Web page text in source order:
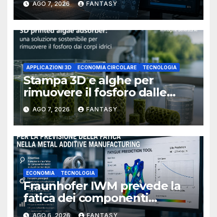
AGO 7, 2026 FANTASY
APPLICAZIONI 3D ECONOMIA CIRCOLARE TECNOLOGIA
Stampa 3D e alghe per
rimuovere il fosforo dalle
acque il progetto della
Florida Atlantic University
AGO 7, 2026 FANTASY
ECONOMIA TECNOLOGIA
Fraunhofer IWM prevede la
fatica dei componenti
metallici stampati in 3D
AGO 6, 2026 FANTASY